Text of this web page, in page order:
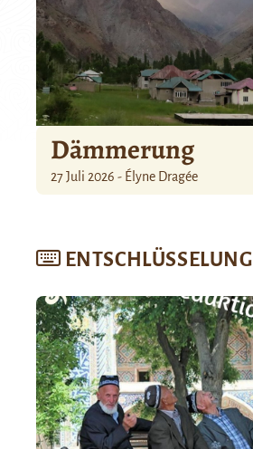
Dämmerung
27 Juli 2026 - Élyne Dragée
ENTSCHLÜSSELUNG